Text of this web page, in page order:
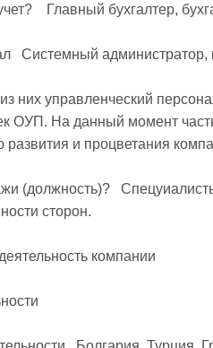
Главный бухгалтер,
Системный
них управленческий
ОУП. На данный момент
развития и процветания
(должность)?
сторон.
компании